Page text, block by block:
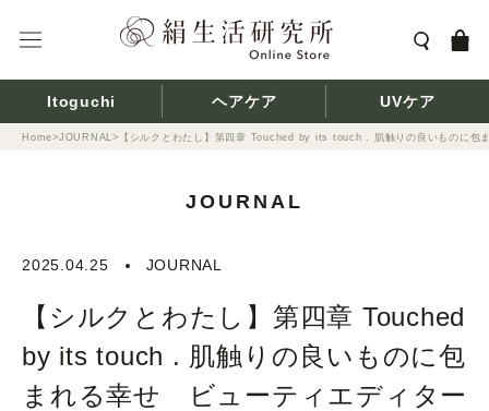
Itoguchi ヘアケア UVケア
Home JOURNAL 【シルクとわたし】第四章 Touched by its touch . 肌触りの良いものに包
JOURNAL
2025.04.25 JOURNAL
【シルクとわたし】第四章 Touched
by its touch . 肌触りの良いものに包
まれる幸せ ビューティエディター